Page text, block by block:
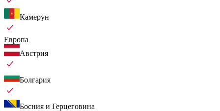
Камерун
Европа
Австрия
Болгария
Босния и Герцеговина